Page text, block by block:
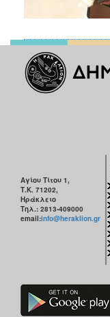
Αγίου Τίτου 1,
Τ.Κ. 71202,
Ηράκλειο
Τηλ.: 2813-409000
email:info@heraklion.gr